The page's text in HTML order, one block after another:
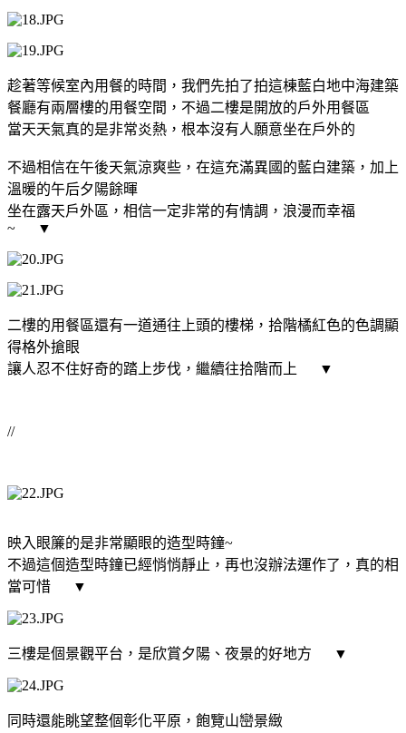
趁著等候室內用餐的時間，我們先拍了拍這棟藍白地中海建築
餐廳有兩層樓的用餐空間，不過二樓是開放的戶外用餐區
當天天氣真的是非常炎熱，根本沒有人願意坐在戶外的
不過相信在午後天氣涼爽些，在這充滿異國的藍白建築，加上
溫暖的午后夕陽餘暉
坐在露天戶外區，相信一定非常的有情調，浪漫而幸福
~ ▼
二樓的用餐區還有一道通往上頭的樓梯，拾階橘紅色的色調顯
得格外搶眼
讓人忍不住好奇的踏上步伐，繼續往拾階而上
▼
//
映入眼簾的是非常顯眼的造型時鐘~
不過這個造型時鐘已經悄悄靜止，再也沒辦法運作了，真的相
當可惜
▼
三樓是個景觀平台，是欣賞夕陽、夜景的好地方 ▼
同時還能眺望整個彰化平原，飽覽山巒景緻